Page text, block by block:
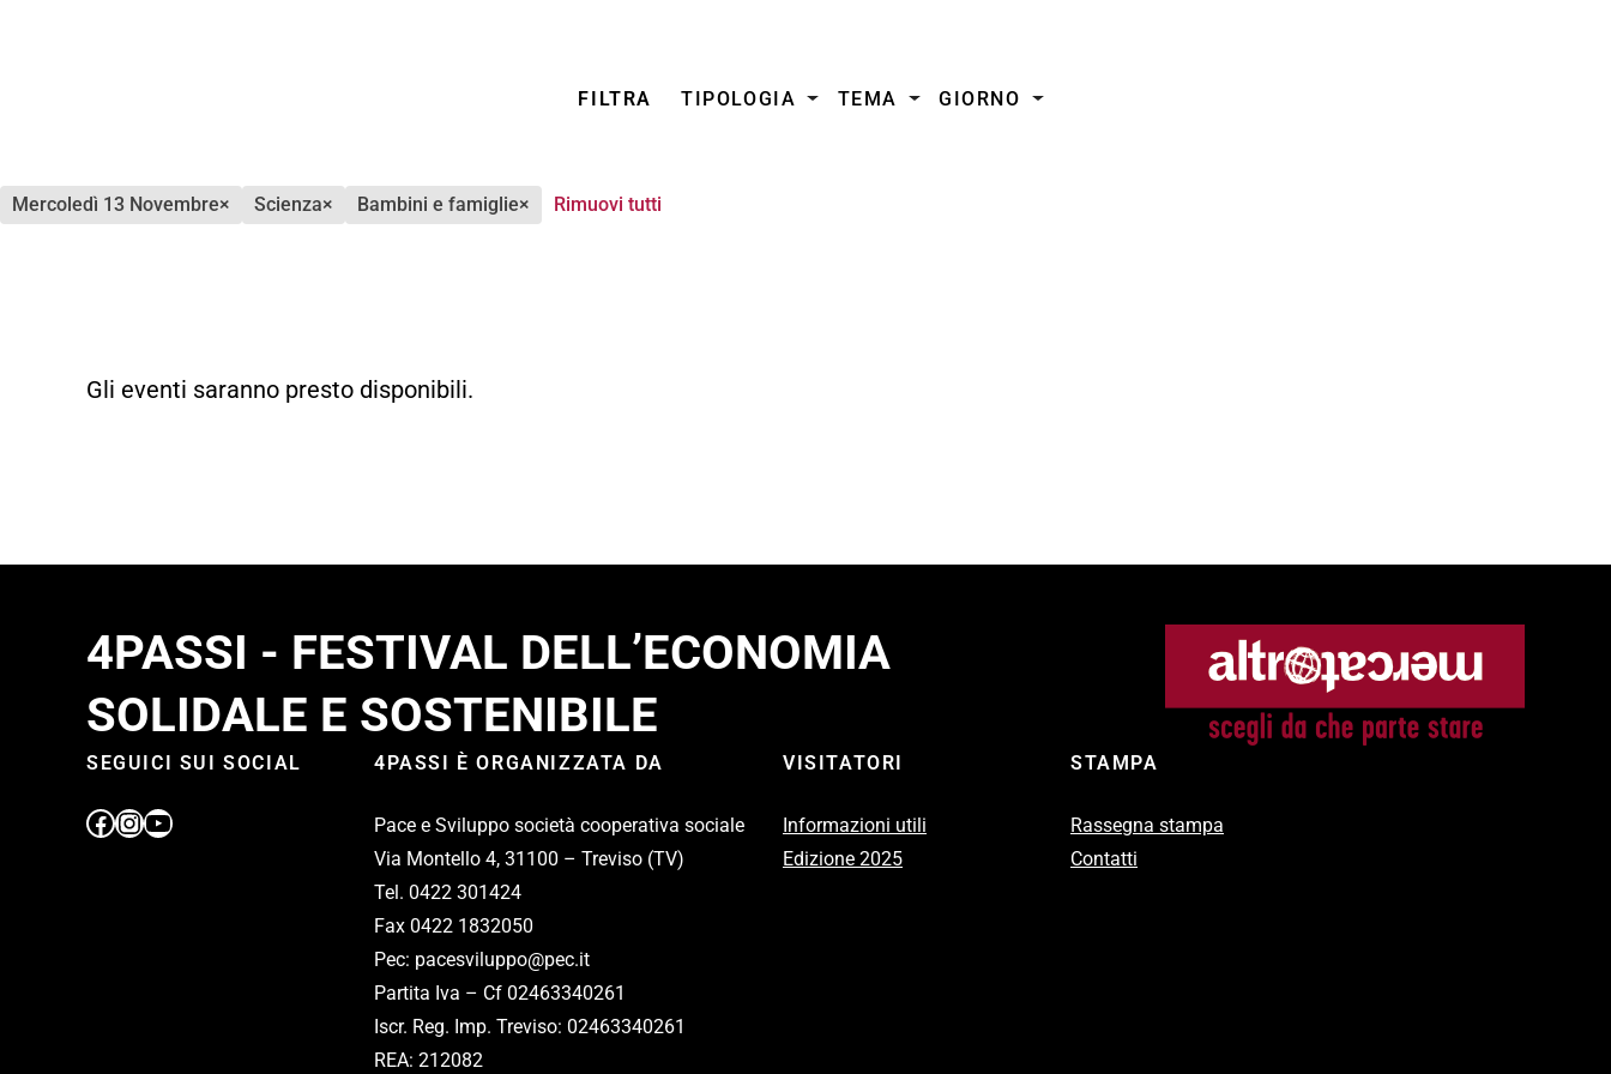
FILTRA TIPOLOGIA TEMA GIORNO
mercoledì 13 Novembre× scienza× bambini e famiglie× Rimuovi tutti
Gli eventi saranno presto disponibili.
4PASSI - FESTIVAL DELL’ECONOMIA
SOLIDALE E SOSTENIBILE
SEGUICI SUI SOCIAL 4PASSI È ORGANIZZATA DA
Pace e Sviluppo società cooperativa sociale
Via Montello 4, 31100 – Treviso (TV)
Tel. 0422 301424
Fax 0422 1832050
Pec: pacesviluppo@pec.it
Partita Iva – Cf 02463340261
Iscr. Reg. Imp. Treviso: 02463340261
REA: 212082
VISITATORI
Informazioni utili
Edizione 2025
STAMPA
Rassegna stampa
Contatti